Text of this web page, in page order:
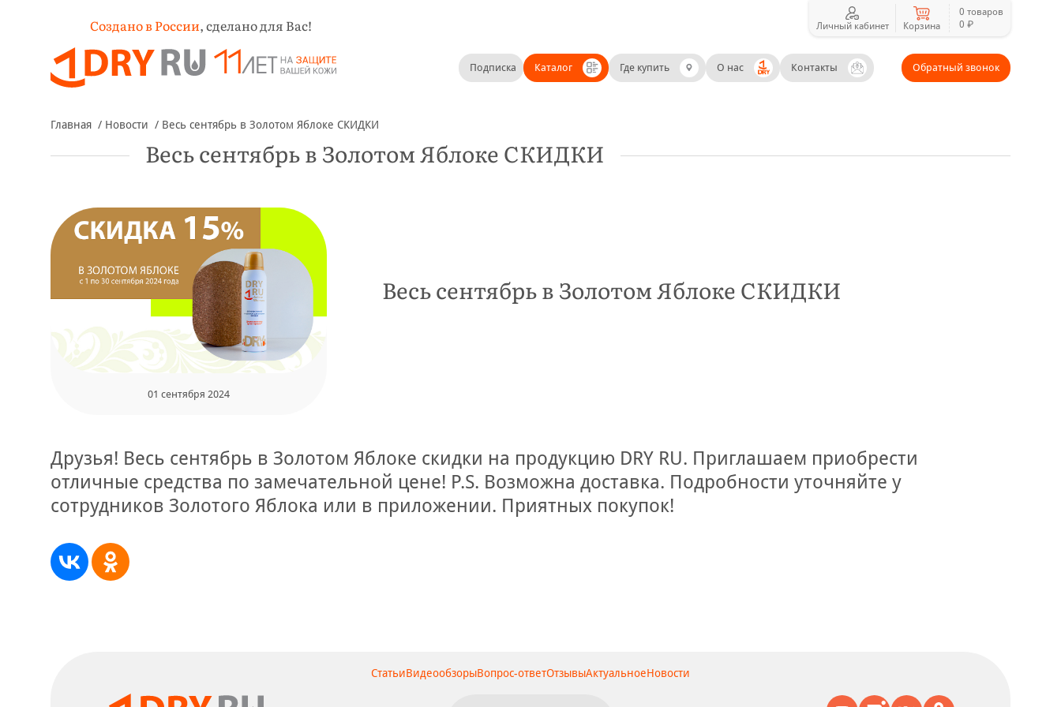
Создано в России,сделано для Вас!
Подписка Каталог Где купить О нас Контакты Обратный звонок
Личный кабинет Корзина
0 товаров
0 ₽
Главная Новости Весь сентябрь в Золотом Яблоке СКИДКИ
Весь сентябрь в Золотом Яблоке СКИДКИ
01 сентября 2024
Весь сентябрь в Золотом Яблоке СКИДКИ
Друзья! Весь сентябрь в Золотом Яблоке скидки на продукцию DRY RU. Приглашаем приобрести
отличные средства по замечательной цене! P.S. Возможна доставка. Подробности уточняйте у
сотрудников Золотого Яблока или в приложении. Приятных покупок!
СтатьиВидеообзорыВопрос-ответОтзывыАктуальноеНовости